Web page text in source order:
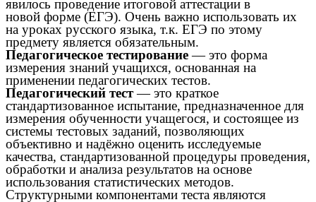
явилось проведение итоговой аттестации в
новой форме (ЕГЭ). Очень важно использовать их
на уроках русского языка, т.к. ЕГЭ по этому
предмету является обязательным.
Педагогическое тестирование— это форма
измерения знаний учащихся, основанная на
применении педагогических тестов.
Педагогический тест— это краткое
стандартизованное испытание, предназначенное для
измерения обученности учащегося, и состоящее из
системы тестовых заданий, позволяющих
объективно и надёжно оценить исследуемые
качества, стандартизованной процедуры проведения,
обработки и анализа результатов на основе
использования статистических методов.
Структурными компонентами теста являются